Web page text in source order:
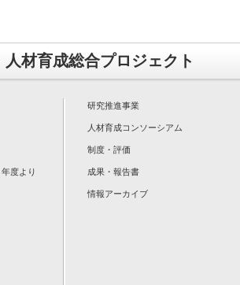
材育成総合プロジェクト
度より
研究推進事業
人材育成コンソーシアム
制度・評価
成果・報告書
情報アーカイブ